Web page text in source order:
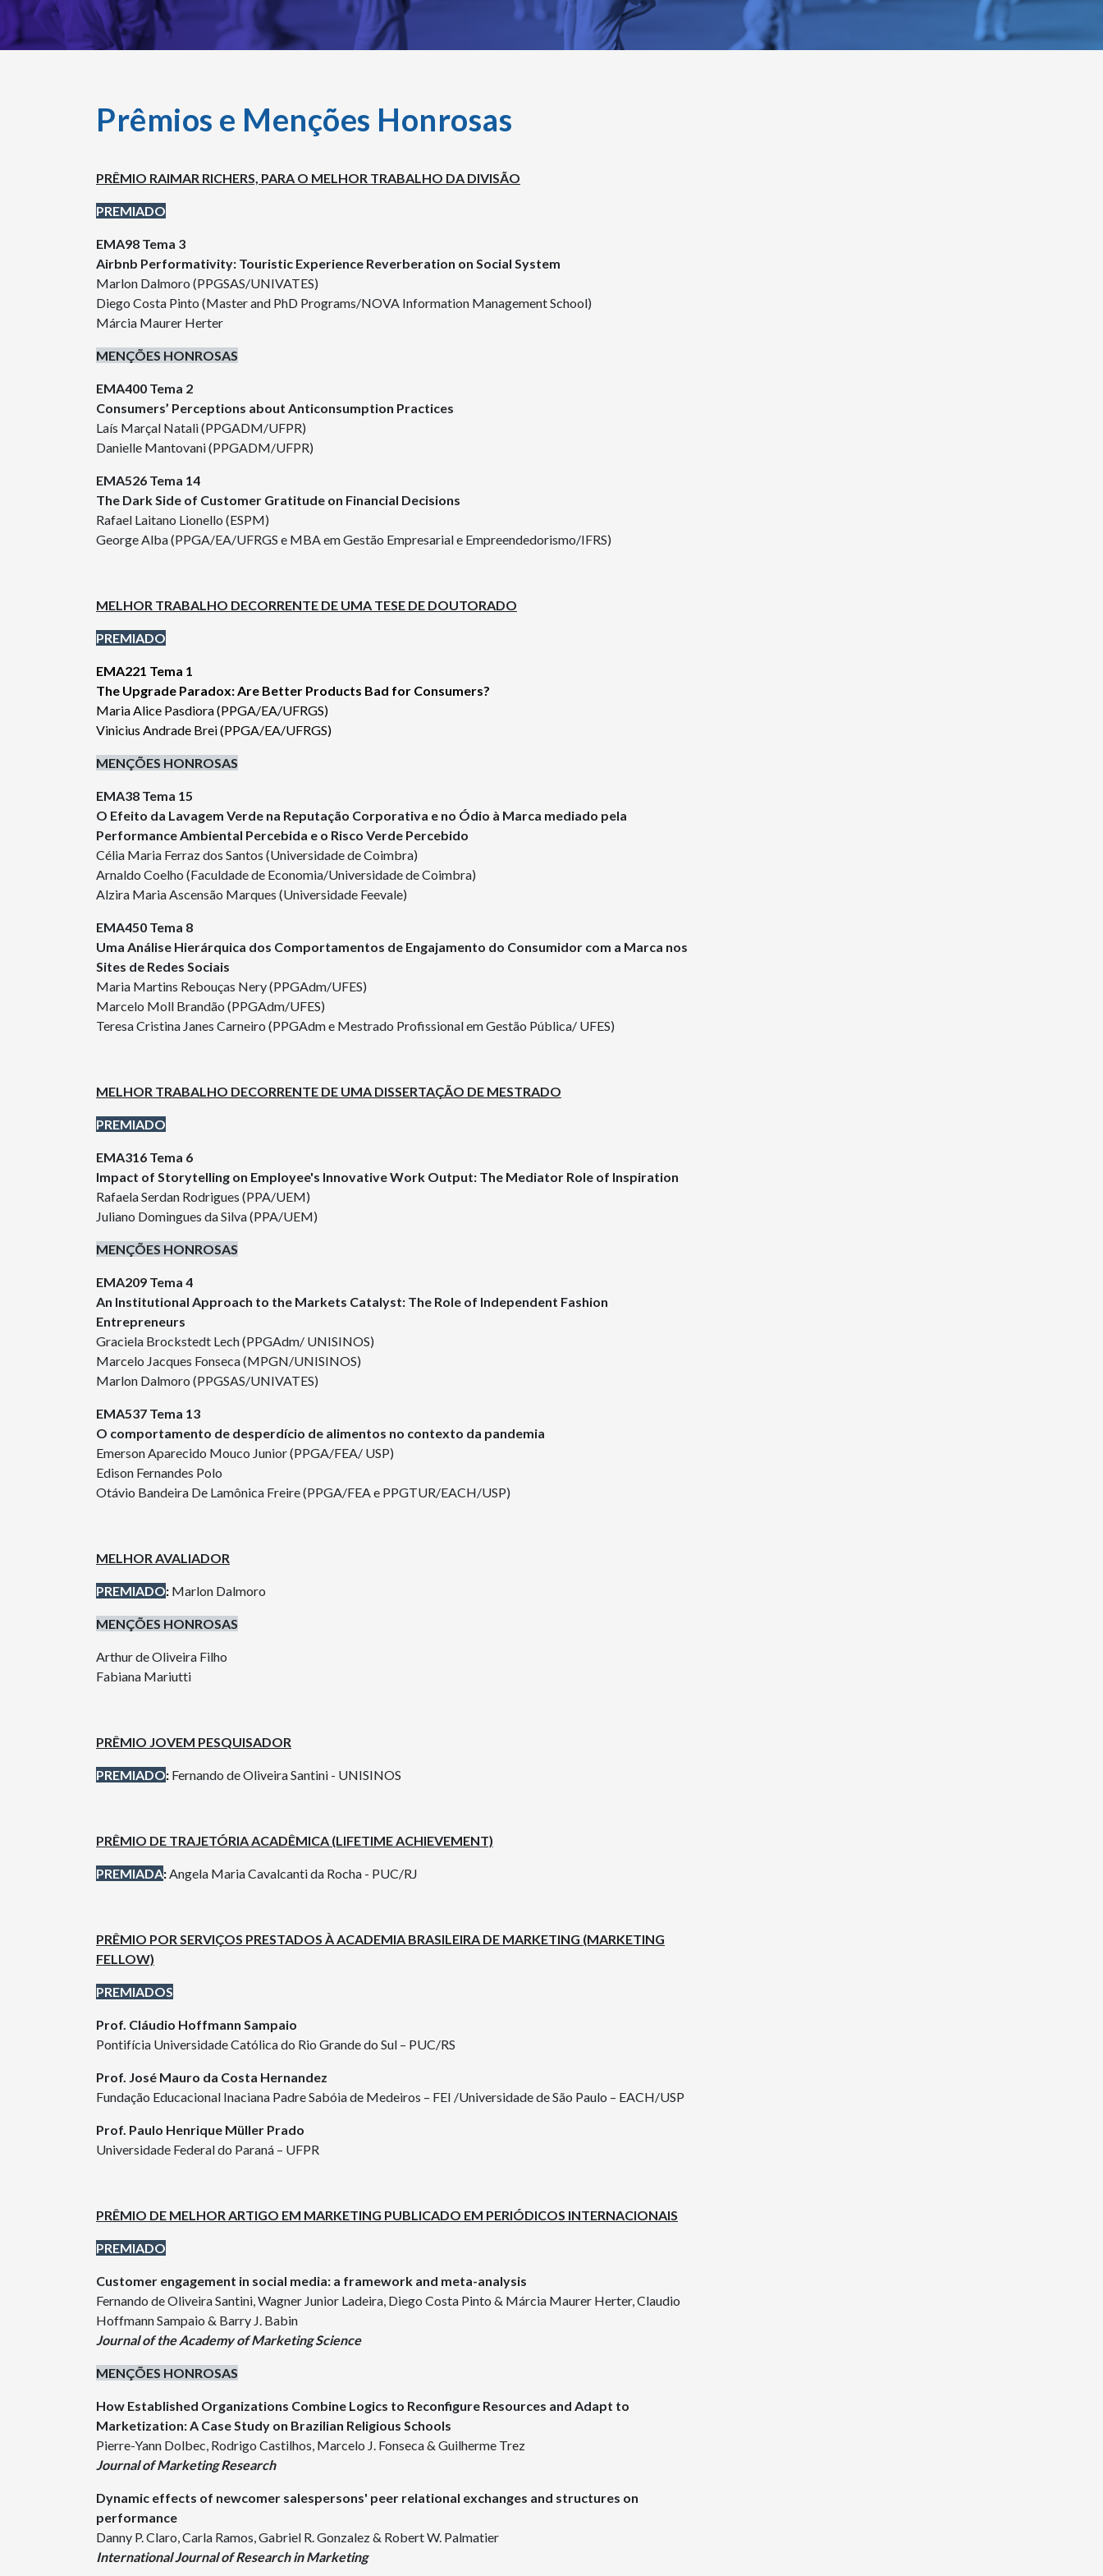
Prêmios e Menções Honrosas
PRÊMIO RAIMAR RICHERS, PARA O MELHOR TRABALHO DA DIVISÃO
PREMIADO
EMA98 Tema 3
Airbnb Performativity: Touristic Experience Reverberation on Social System
Marlon Dalmoro (PPGSAS/UNIVATES)
Diego Costa Pinto (Master and PhD Programs/NOVA Information Management School)
Márcia Maurer Herter
MENÇÕES HONROSAS
EMA400 Tema 2
Consumers’ Perceptions about Anticonsumption Practices
Laís Marçal Natali (PPGADM/UFPR)
Danielle Mantovani (PPGADM/UFPR)
EMA526 Tema 14
The Dark Side of Customer Gratitude on Financial Decisions
Rafael Laitano Lionello (ESPM)
George Alba (PPGA/EA/UFRGS e MBA em Gestão Empresarial e Empreendedorismo/IFRS)
MELHOR TRABALHO DECORRENTE DE UMA TESE DE DOUTORADO
PREMIADO
EMA221 Tema 1
The Upgrade Paradox: Are Better Products Bad for Consumers?
Maria Alice Pasdiora (PPGA/EA/UFRGS)
Vinicius Andrade Brei (PPGA/EA/UFRGS)
MENÇÕES HONROSAS
EMA38 Tema 15
O Efeito da Lavagem Verde na Reputação Corporativa e no Ódio à Marca mediado pela
Performance Ambiental Percebida e o Risco Verde Percebido
Célia Maria Ferraz dos Santos (Universidade de Coimbra)
Arnaldo Coelho (Faculdade de Economia/Universidade de Coimbra)
Alzira Maria Ascensão Marques (Universidade Feevale)
EMA450 Tema 8
Uma Análise Hierárquica dos Comportamentos de Engajamento do Consumidor com a Marca nos
Sites de Redes Sociais
Maria Martins Rebouças Nery (PPGAdm/UFES)
Marcelo Moll Brandão (PPGAdm/UFES)
Teresa Cristina Janes Carneiro (PPGAdm e Mestrado Profissional em Gestão Pública/ UFES)
MELHOR TRABALHO DECORRENTE DE UMA DISSERTAÇÃO DE MESTRADO
PREMIADO
EMA316 Tema 6
Impact of Storytelling on Employee's Innovative Work Output: The Mediator Role of Inspiration
Rafaela Serdan Rodrigues (PPA/UEM)
Juliano Domingues da Silva (PPA/UEM)
MENÇÕES HONROSAS
EMA209 Tema 4
An Institutional Approach to the Markets Catalyst: The Role of Independent Fashion
Entrepreneurs
Graciela Brockstedt Lech (PPGAdm/ UNISINOS)
Marcelo Jacques Fonseca (MPGN/UNISINOS)
Marlon Dalmoro (PPGSAS/UNIVATES)
EMA537 Tema 13
O comportamento de desperdício de alimentos no contexto da pandemia
Emerson Aparecido Mouco Junior (PPGA/FEA/ USP)
Edison Fernandes Polo
Otávio Bandeira De Lamônica Freire (PPGA/FEA e PPGTUR/EACH/USP)
MELHOR AVALIADOR
PREMIADO: Marlon Dalmoro
MENÇÕES HONROSAS
Arthur de Oliveira Filho
Fabiana Mariutti
PRÊMIO JOVEM PESQUISADOR
PREMIADO: Fernando de Oliveira Santini - UNISINOS
PRÊMIO DE TRAJETÓRIA ACADÊMICA (LIFETIME ACHIEVEMENT)
PREMIADA:Angela Maria Cavalcanti da Rocha - PUC/RJ
PRÊMIO POR SERVIÇOS PRESTADOS À ACADEMIA BRASILEIRA DE MARKETING (MARKETING
FELLOW)
PREMIADOS
Prof. Cláudio Hoffmann Sampaio
Pontifícia Universidade Católica do Rio Grande do Sul – PUC/RS
Prof. José Mauro da Costa Hernandez
Fundação Educacional Inaciana Padre Sabóia de Medeiros – FEI /Universidade de São Paulo – EACH/USP
Prof. Paulo Henrique Müller Prado
Universidade Federal do Paraná – UFPR
PRÊMIO DE MELHOR ARTIGO EM MARKETING PUBLICADO EM PERIÓDICOS INTERNACIONAIS
PREMIADO
Customer engagement in social media: a framework and meta-analysis
Fernando de Oliveira Santini, Wagner Junior Ladeira, Diego Costa Pinto & Márcia Maurer Herter, Claudio
Hoffmann Sampaio & Barry J. Babin
Journal of the Academy of Marketing Science
MENÇÕES HONROSAS
How Established Organizations Combine Logics to Reconfigure Resources and Adapt to
Marketization: A Case Study on Brazilian Religious Schools
Pierre-Yann Dolbec, Rodrigo Castilhos, Marcelo J. Fonseca & Guilherme Trez
Journal of Marketing Research
Dynamic effects of newcomer salespersons' peer relational exchanges and structures on
performance
Danny P. Claro, Carla Ramos, Gabriel R. Gonzalez & Robert W. Palmatier
International Journal of Research in Marketing